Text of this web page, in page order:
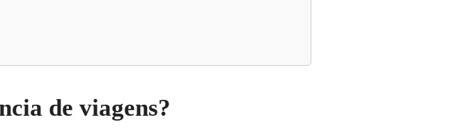
de viagens?